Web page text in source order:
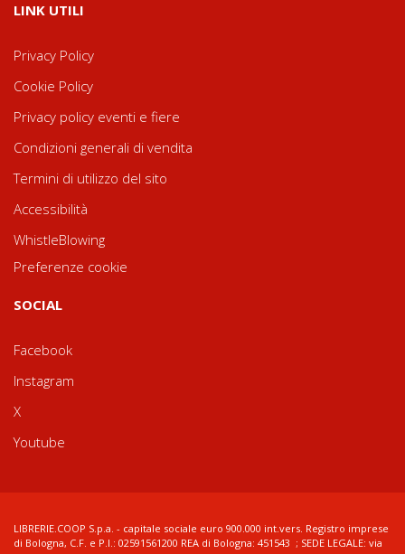
LINK UTILI
Privacy Policy
Cookie Policy
Privacy policy eventi e fiere
Condizioni generali di vendita
Termini di utilizzo del sito
Accessibilità
WhistleBlowing
Preferenze cookie
SOCIAL
Facebook
Instagram
X
Youtube
LIBRERIE.COOP S.p.a. - capitale sociale euro 900.000 int.vers. Registro imprese
di Bologna, C.F. e P.I.: 02591561200 REA di Bologna: 451543 ; SEDE LEGALE: via